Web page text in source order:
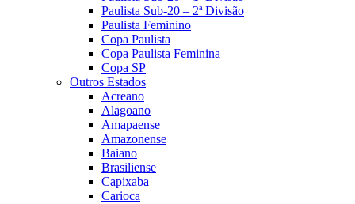
Paulista Sub-20 – 2ª Divisão
Paulista Feminino
Copa Paulista
Copa Paulista Feminina
Copa SP
Outros Estados
Acreano
Alagoano
Amapaense
Amazonense
Baiano
Brasiliense
Capixaba
Carioca